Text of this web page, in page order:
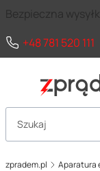
Bezpieczna
+48 781 520 111
Otwórz wyszukiwarkę
zpradem.pl Aparatura